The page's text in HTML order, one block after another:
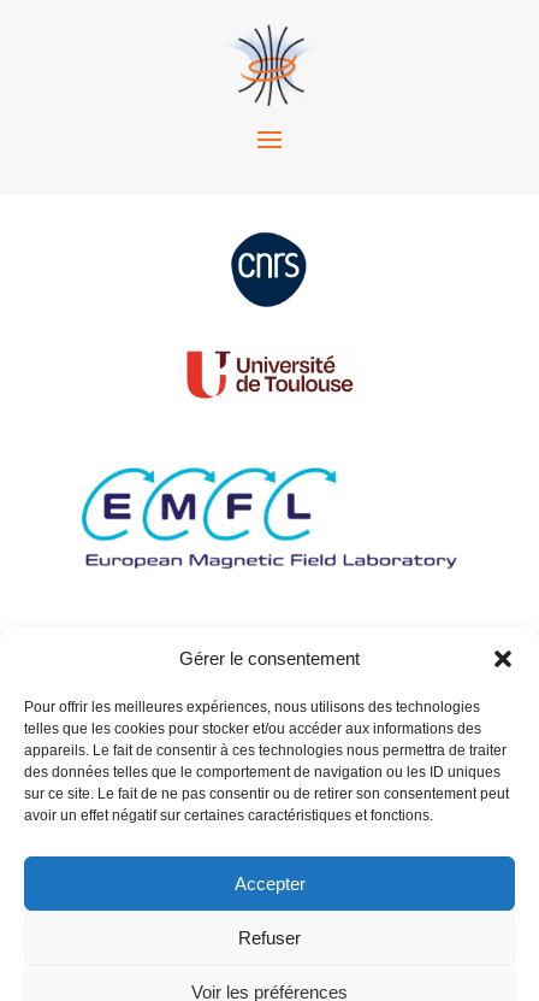
Gérer le consentement
Pour offrir les meilleures expériences, nous utilisons des technologies
telles que les cookies pour stocker et/ou accéder aux informations des
appareils. Le fait de consentir à ces technologies nous permettra de traiter
des données telles que le comportement de navigation ou les ID uniques
sur ce site. Le fait de ne pas consentir ou de retirer son consentement peut
avoir un effet négatif sur certaines caractéristiques et fonctions.
Accepter
Refuser
Voir les préférences